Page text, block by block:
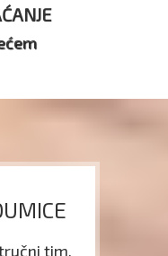
tim.